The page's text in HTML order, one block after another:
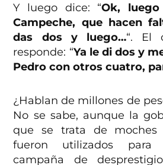
Y luego dice: “Ok,
Campeche, que hacen
das dos y luego…“. El
responde: “Ya le di dos y
Pedro con otros cuatro,
¿Hablan de millones de
No se sabe, aunque la
que se trata de moches
fueron utilizados para
campaña de